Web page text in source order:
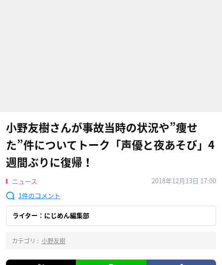
小野友樹さんが事故当時の状況や”痩せ
た”件についてトーク「声優と夜あそび」4
週間ぶりに復帰！
ニュース
2018年12月13日 17:00
1
ライター：にじめん編集部
カテゴリ : 小野友樹